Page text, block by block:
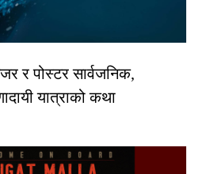
र पोस्टर सार्वजनिक,
यात्राको कथा